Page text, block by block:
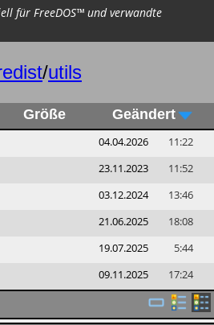
für FreeDOS™ und verwandte
/utils
Größe Geändert
04.04.2026 11:22
23.11.2023 11:52
03.12.2024 13:46
21.06.2025 18:08
19.07.2025 5:44
09.11.2025 17:24